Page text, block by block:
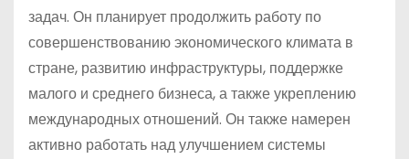
задач. Он планирует продолжить работу по
совершенствованию экономического климата в
стране, развитию инфраструктуры, поддержке
малого и среднего бизнеса, а также укреплению
международных отношений. Он также намерен
активно работать над улучшением системы